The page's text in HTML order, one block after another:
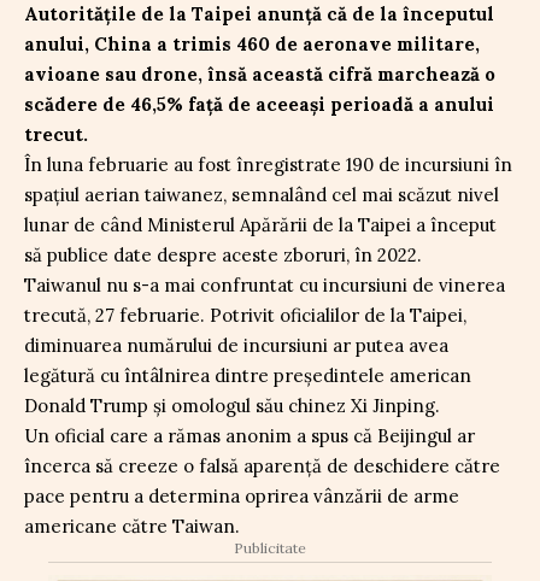
Autoritățile de la Taipei anunță că de la începutul
anului, China a trimis 460 de aeronave militare,
avioane sau drone, însă această cifră marchează o
scădere de 46,5% față de aceeași perioadă a anului
trecut.
În luna februarie au fost înregistrate 190 de incursiuni în
spațiul aerian taiwanez, semnalând cel mai scăzut nivel
lunar de când Ministerul Apărării de la Taipei a început
să publice date despre aceste zboruri, în 2022.
Taiwanul nu s-a mai confruntat cu incursiuni de vinerea
trecută, 27 februarie. Potrivit oficialilor de la Taipei,
diminuarea numărului de incursiuni ar putea avea
legătură cu întâlnirea dintre președintele american
Donald Trump și omologul său chinez Xi Jinping.
Un oficial care a rămas anonim a spus că Beijingul ar
încerca să creeze o falsă aparență de deschidere către
pace pentru a determina oprirea vânzării de arme
americane către Taiwan.
Publicitate